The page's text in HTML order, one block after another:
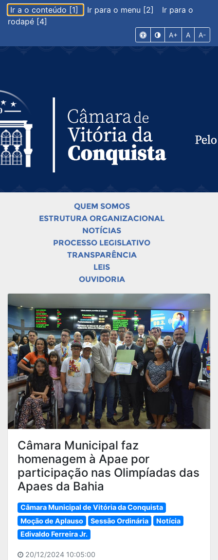
Ir a o conteúdo [1] Ir para o menu [2]
Ir para o
rodapé [4]
A+ A A-
QUEM SOMOS
ESTRUTURA ORGANIZACIONAL
NOTÍCIAS
PROCESSO LEGISLATIVO
TRANSPARÊNCIA
LEIS
OUVIDORIA
Câmara Municipal faz
homenagem à Apae por
participação nas Olimpíadas das
Apaes da Bahia
Câmara Municipal de Vitória da Conquista
Moção de Aplauso
Sessão Ordinária
Notícia
Edivaldo Ferreira Jr.
20/12/2024 10:05:00